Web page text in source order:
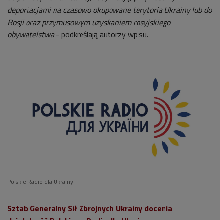
deportacjami na czasowo okupowane terytoria Ukrainy lub do
Rosji oraz przymusowym uzyskaniem rosyjskiego
obywatelstwa- podkreślają autorzy wpisu.
Polskie Radio dla Ukrainy
Sztab Generalny Sił Zbrojnych Ukrainy docenia